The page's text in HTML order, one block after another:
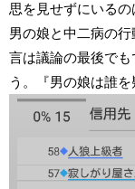
思を見せずにいる
男の娘と中二病の
言は議論の最後で
う。『男の娘は誰を